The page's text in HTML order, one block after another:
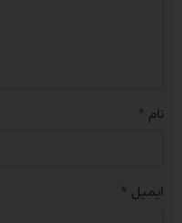
نام *
ایمیل *